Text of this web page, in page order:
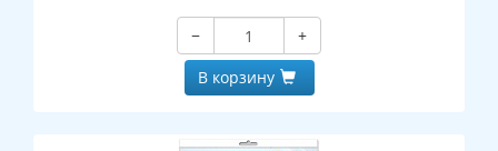
−
+
В корзину